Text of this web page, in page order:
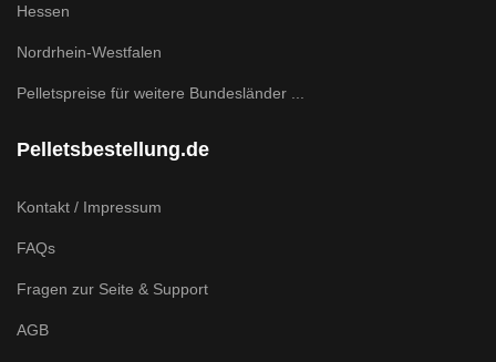
Hessen
Nordrhein-Westfalen
Pelletspreise für weitere Bundesländer ...
Pelletsbestellung.de
Kontakt / Impressum
FAQs
Fragen zur Seite & Support
AGB